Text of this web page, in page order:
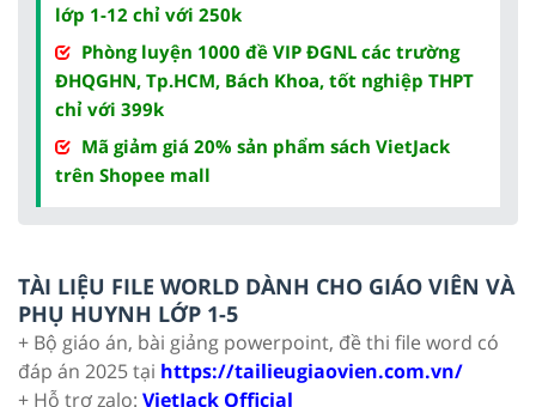
lớp 1-12 chỉ với 250k
Phòng luyện 1000 đề VIP ĐGNL các trường
ĐHQGHN, Tp.HCM, Bách Khoa, tốt nghiệp THPT
chỉ với 399k
Mã giảm giá 20% sản phẩm sách VietJack
trên Shopee mall
TÀI LIỆU FILE WORLD DÀNH CHO GIÁO VIÊN VÀ
PHỤ HUYNH LỚP 1-5
+ Bộ giáo án, bài giảng powerpoint, đề thi file word có
đáp án 2025 tại https://tailieugiaovien.com.vn/
+ Hỗ trợ zalo: VietJack Official